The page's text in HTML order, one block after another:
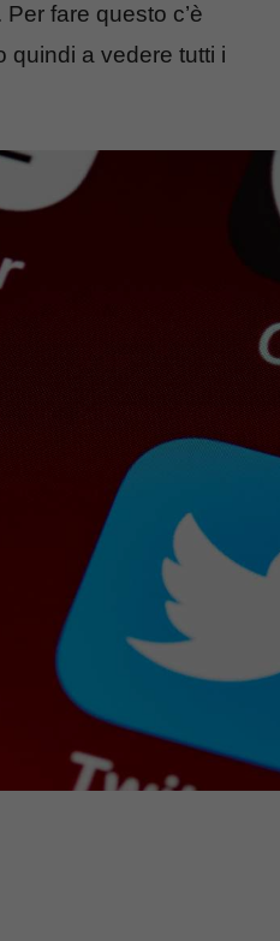
fare questo c’è
quindi a vedere tutti i